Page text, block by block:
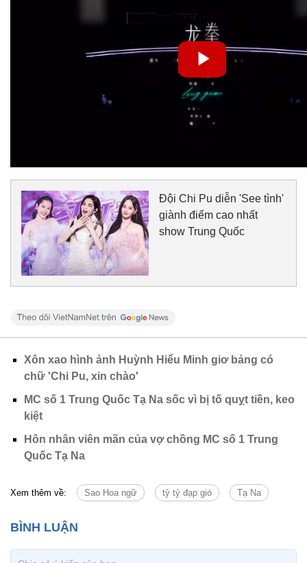
Đội Chi Pu diễn 'See tình'
giành điểm cao nhất
show Trung Quốc
Xôn xao hình ảnh Huỳnh Hiểu Minh giơ bảng có
chữ 'Chi Pu, xin chào'
MC số 1 Trung Quốc Tạ Na sốc vì bị tố quỵt tiền, keo
kiệt
Hôn nhân viên mãn của vợ chồng MC số 1 Trung
Quốc Tạ Na
Xem thêm về: Sao Hoa ngữ tỷ tỷ đạp gió Tạ Na